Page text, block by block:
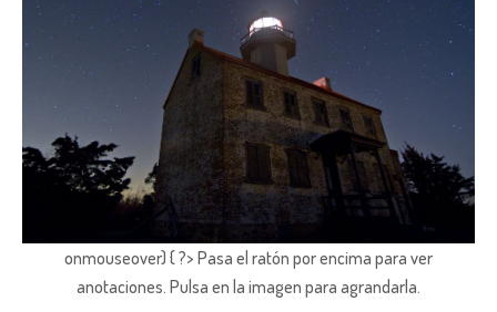
onmouseover) { ?> Pasa el ratón por encima para ver
anotaciones. Pulsa en la imagen para agrandarla.